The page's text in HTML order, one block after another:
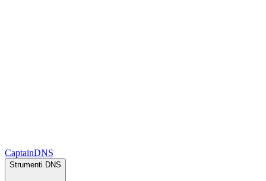
CaptainDNS
Strumenti DNS